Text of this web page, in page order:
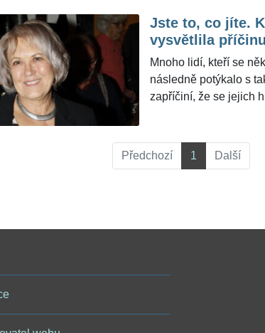
Jste to, co jíte.
vysvětlila
Mnoho lidí, kteří se
následně potýkalo s
zapříčiní, že se jejich
upozornila pro
Předchozí 1 Další